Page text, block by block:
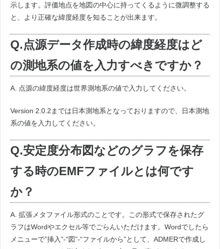
示します。評価地点を地図の中心に持ってくるように微調整する
と、より正確な緯度経度を知ることが出来ます。
Q.点源データ作成時の緯度経度はど
の測地系の値を入力すべきですか？
A. 点源の緯度経度は世界測地系の値で入力してください。
Version 2.0.2までは日本測地系となっておりますので、日本測地
系の値を入力してください。
Q.安定度分布図などのグラフを保存
する時のEMFファイルとは何です
か？
A. 拡張メタファイル形式のことです。この形式で保存されたグ
ラフはWordやエクセル等でごらんいただけます。Wordでしたら
メニューで”挿入”-“図”-“ファイルから”として、ADMERで作成し